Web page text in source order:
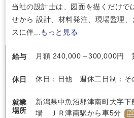
当社の設計士は、図面を描くだけで
せから 設計、材料発注、現場監理
スに伴...もっと見る
給与 月額 240,000～300,000円
休日 休日：日他 週休二日制：
就業
場所
新潟県中魚沼郡津南町大
場 ＪＲ津南駅から車5分